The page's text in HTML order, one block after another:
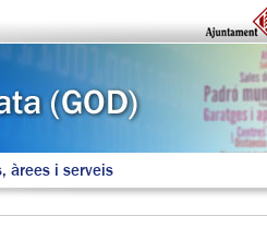
àrees i serveis